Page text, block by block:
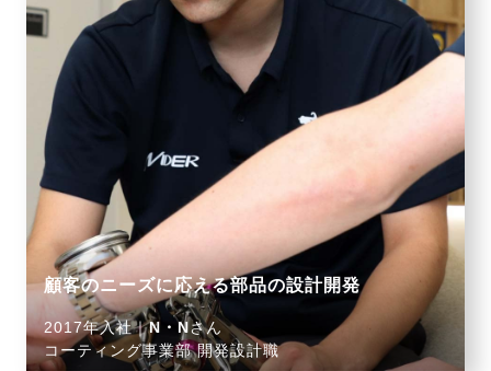
顧客のニーズに応える部品の設計開発
2017年入社｜N・Nさん
コーティング事業部 開発設計職